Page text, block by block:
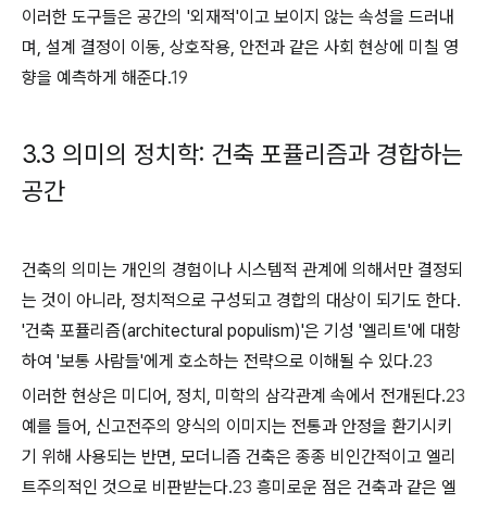
이러한 도구들은 공간의 '외재적'이고 보이지 않는 속성을 드러내
며, 설계 결정이 이동, 상호작용, 안전과 같은 사회 현상에 미칠 영
향을 예측하게 해준다.19
3.3 의미의 정치학: 건축 포퓰리즘과 경합하는
공간
건축의 의미는 개인의 경험이나 시스템적 관계에 의해서만 결정되
는 것이 아니라, 정치적으로 구성되고 경합의 대상이 되기도 한다.
'건축 포퓰리즘(architectural populism)'은 기성 '엘리트'에 대항
하여 '보통 사람들'에게 호소하는 전략으로 이해될 수 있다.23
이러한 현상은 미디어, 정치, 미학의 삼각관계 속에서 전개된다.23
예를 들어, 신고전주의 양식의 이미지는 전통과 안정을 환기시키
기 위해 사용되는 반면, 모더니즘 건축은 종종 비인간적이고 엘리
트주의적인 것으로 비판받는다.23 흥미로운 점은 건축과 같은 엘